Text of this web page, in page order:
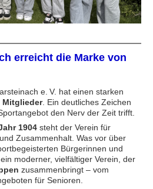
erreicht die Marke von
e. V. hat einen starken
Mitglieder. Ein deutliches Zeichen
den Nerv der Zeit trifft.
1904 steht der Verein für
Zusammenhalt. Was vor über
Bürgerinnen und
moderner, vielfältiger Verein, der
zusammenbringt – vom
für Senioren.